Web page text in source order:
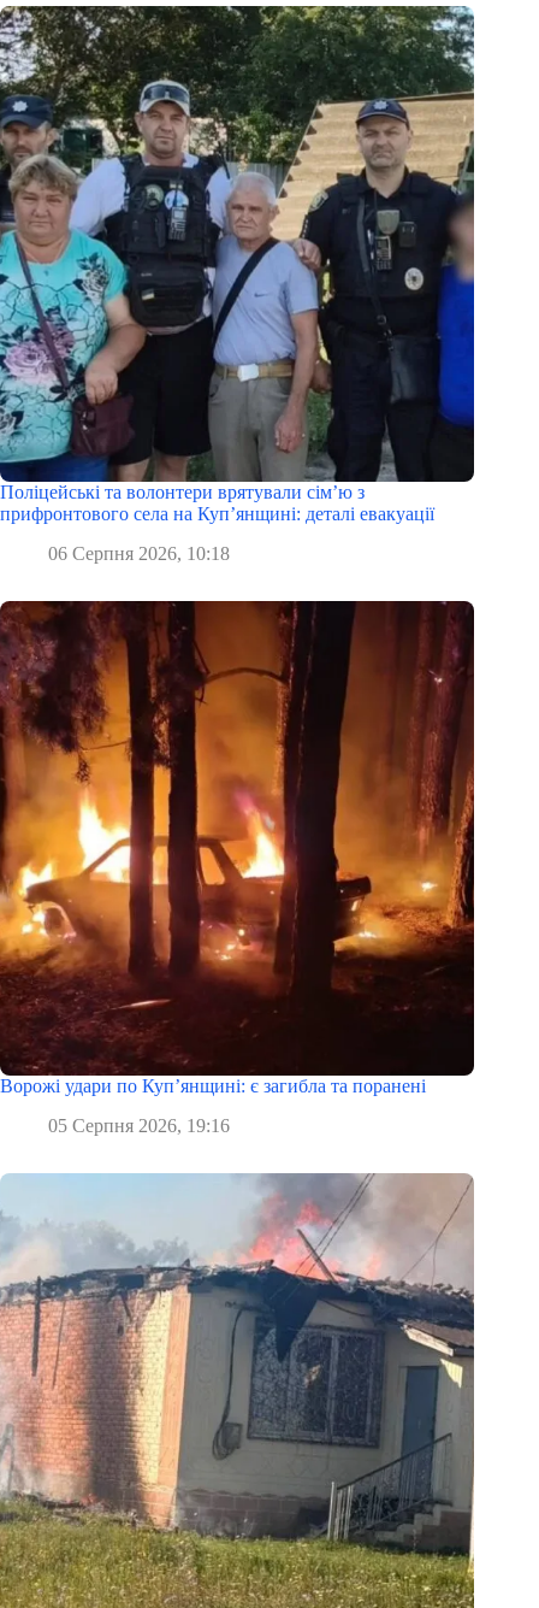
Поліцейські та волонтери врятували сім’ю з
прифронтового села на Куп’янщині: деталі евакуації
06 Серпня 2026, 10:18
Ворожі удари по Куп’янщині: є загибла та поранені
05 Серпня 2026, 19:16